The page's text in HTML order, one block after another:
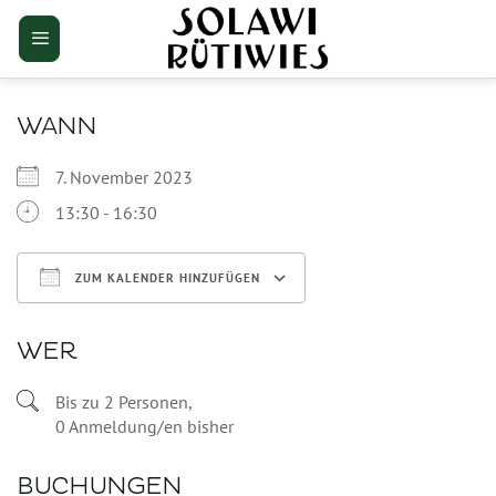
Zum
Inhalt
springen
WANN
7. November 2023
13:30 - 16:30
ZUM KALENDER HINZUFÜGEN
WER
Bis zu 2 Personen,
0 Anmeldung/en bisher
BUCHUNGEN